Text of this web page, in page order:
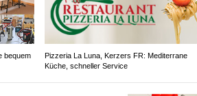
bequem
Pizzeria La Luna, Kerzers FR: Mediterrane
Küche, schneller Service